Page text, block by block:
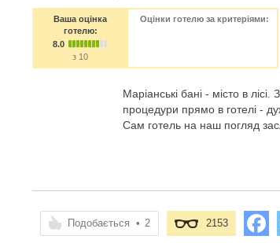
Ваша оцінка
готелю:
8.0
з 10
Оцінки готелю за критеріями:
Маріанські бані - місто в
процедури прямо в готелі -
Сам готель на наш погляд
Подобається • 2 2153